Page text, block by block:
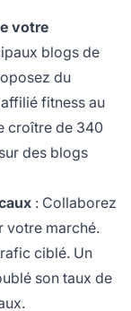
votre
blogs de
du
fitness au
croître de 340
des blogs
: Collaborez
votre marché.
ciblé. Un
son taux de